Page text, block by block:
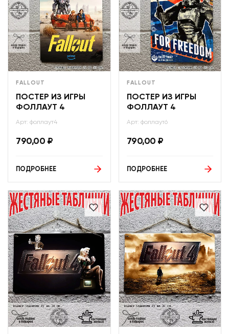
FALLOUT
ПОСТЕР ИЗ ИГРЫ
ФОЛЛАУТ 4
Арт: фоллаут4
790,00 ₽
ПОДРОБНЕЕ
FALLOUT
ПОСТЕР ИЗ ИГРЫ
ФОЛЛАУТ 4
Арт: фоллаут6
790,00 ₽
ПОДРОБНЕЕ